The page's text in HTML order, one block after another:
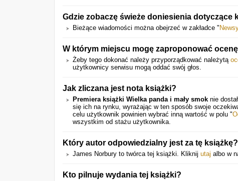
Gdzie zobaczę świeże doniesienia dotyczące
Bieżące wiadomości można obejrzeć w zakładce "
W którym miejscu mogę zaproponować
Żeby tego dokonać należy przyporządkować należytą
użytkownicy serwisu mogą oddać swój głos.
Jak zliczana jest nota książki?
Premiera książki Wielka panda i mały smok nie
się ich na rynku, wyrażając w ten sposób swoje
celu użytkownik powinien wybrać inną wartość w polu "
wszystkim od stażu użytkownika.
Który autor odpowiedzialny jest za tę książkę?
James Norbury to twórca tej książki. Kliknij utaj albo w
Kto pilnuje wydania tej książki?